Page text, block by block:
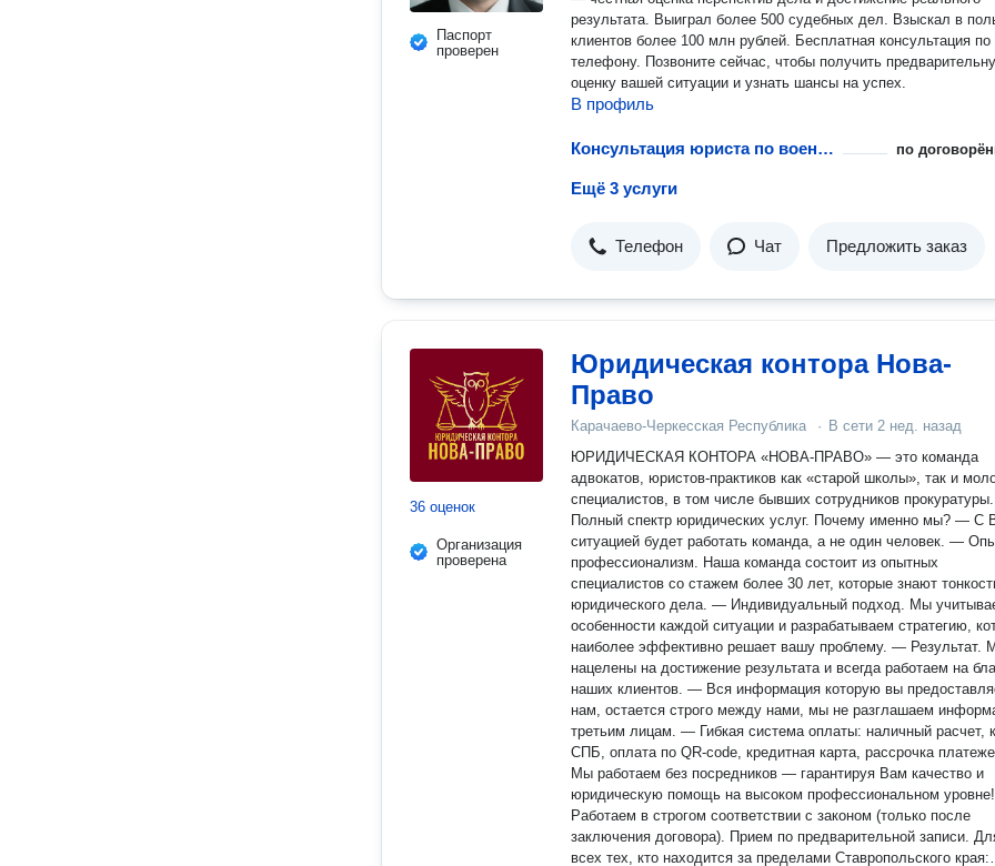
Паспорт
проверен
результата. Выиграл более 500 судебных дел. Взыскал в пользу
клиентов более 100 млн рублей. Бесплатная консультация по
телефону. Позвоните сейчас, чтобы получить предварительную
оценку вашей ситуации и узнать шансы на успех.
В профиль
Консультация юриста по военному праву по
Ещё 3 услуги
Телефон Чат Предложить заказ
36 оценок
Организация
проверена
Юридическая контора Нова-
Право
Карачаево-Черкесская Республика · В сети 2 нед. назад
ЮРИДИЧЕСКАЯ КОНТОРА «НОВА-ПРАВО» — это команда
адвокатов, юристов-практиков как «старой школы», так и
специалистов, в том числе бывших сотрудников прокуратуры. ⚖
Полный спектр юридических услуг. Почему именно мы? — С Вашей
ситуацией будет работать команда, а не один человек. — Опыт и
профессионализм. Наша команда состоит из опытных
специалистов со стажем более 30 лет, которые знают
юридического дела. — Индивидуальный подход. Мы учитываем
особенности каждой ситуации и разрабатываем стратегию,
наиболее эффективно решает вашу проблему. — Результат. Мы
нацелены на достижение результата и всегда работаем на
наших клиентов. — Вся информация которую вы предоставляете
нам, остается строго между нами, мы не разглашаем
третьим лицам. — Гибкая система оплаты: наличный расчет, карта,
СПБ, оплата по QR-code, кредитная карта, рассрочка
Мы работаем без посредников — гарантируя Вам качество и
юридическую помощь на высоком профессиональном уровне! —
Работаем в строгом соответствии с законом (только после
заключения договора). Прием по предварительной записи. Для
всех тех, кто находится за пределами Ставропольского края: